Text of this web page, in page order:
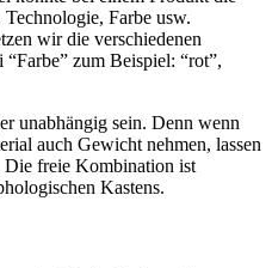
Farbe usw.
wir die verschiedenen
zum Beispiel: “rot”,
unabhängig sein. Denn wenn
auch Gewicht nehmen, lassen
Die freie Kombination ist
Kastens.